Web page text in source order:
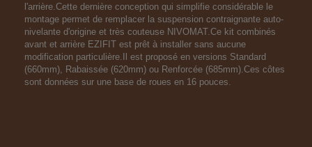
l'arrière.Cette dernière conception qui simplifie considérable le
montage permet de remplacer la suspension contraignante auto-
nivelante d'origine et très couteuse NIVOMAT.Ce kit combinés
avant et arrière EZIFIT est prêt à installer sans aucune
modification particulière.Il est proposé en versions Standard
(660mm), Rabaissée (620mm) ou Renforcée (685mm).Ces côtes
sont données sur une base de roues en 16 pouces.